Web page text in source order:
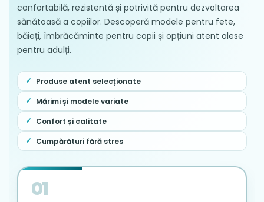
confortabilă, rezistentă și potrivită pentru dezvoltarea
sănătoasă a copiilor. Descoperă modele pentru fete,
băieți, îmbrăcăminte pentru copii și opțiuni atent alese
pentru adulți.
Produse atent selecționate
Mărimi și modele variate
Confort și calitate
Cumpărături fără stres
01